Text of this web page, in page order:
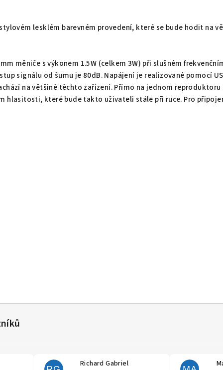
lesklém barevném provedení, které se bude hodit na
měniče s výkonem 1.5W (celkem 3W) při slušném
signálu od šumu je 80dB. Napájení je realizované pomocí
na většině těchto zařízení. Přímo na jednom reproduktoru
hlasitosti, které bude takto uživateli stále při ruce. Pro
Richard Gabriel